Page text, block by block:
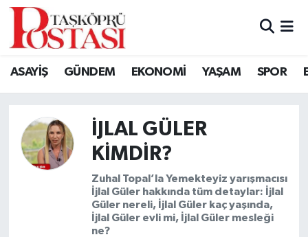
ASAYİŞ GÜNDEM EKONOMİ YAŞAM SPOR
İJLAL GÜLER
KIMDIR?
Zuhal Topal’la Yemekteyiz yarışmacısı
İjlal Güler hakkında tüm detaylar: İjlal
Güler nereli, İjlal Güler kaç yaşında,
İjlal Güler evli mi, İjlal Güler mesleği
ne?
Kastamonu Vefat Edenler
Ağlı Haberleri
Araç Haberleri
Azdavay Haberleri
Bozkurt Haberleri